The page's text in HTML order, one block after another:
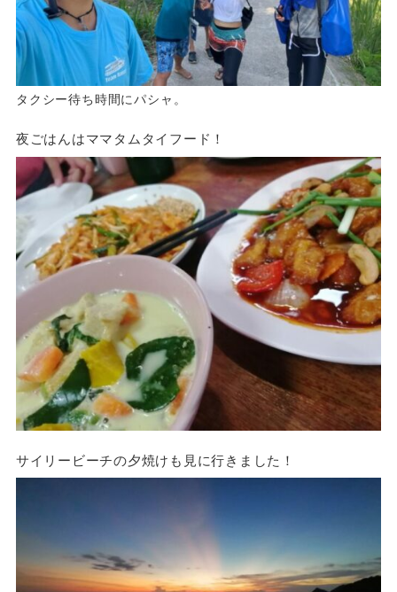
タクシー待ち時間にパシャ。
夜ごはんはママタムタイフード！
サイリービーチの夕焼けも見に行きました！